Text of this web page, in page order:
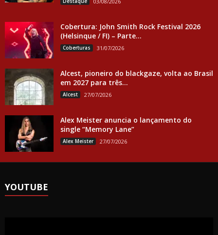
Cobertura: John Smith Rock Festival 2026
(Helsinque / FI) – Parte...
Coberturas 31/07/2026
Alcest, pioneiro do blackgaze, volta ao Brasil
em 2027 para três...
Alcest 27/07/2026
Alex Meister anuncia o lançamento do
single “Memory Lane”
Alex Meister 27/07/2026
YOUTUBE